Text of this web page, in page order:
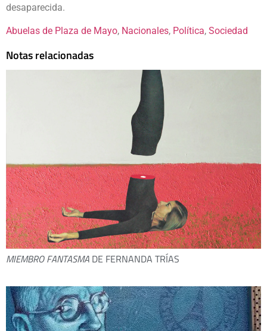
desaparecida.
Abuelas de Plaza de Mayo, Nacionales, Política, Sociedad
Notas relacionadas
MIEMBRO FANTASMA DE FERNANDA TRÍAS